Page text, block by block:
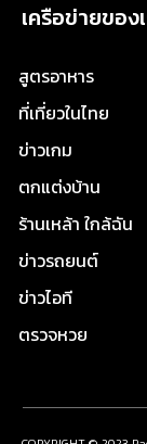
เครือข่ายของ
สูตรอาหาร
ที่เที่ยวในไทย
ข่าวเกม
ตกแต่งบ้าน
ร้านเหล้า ใกล้ฉัน
ข่าวรถยนต์
ข่าวไอที
ตรวจหวย